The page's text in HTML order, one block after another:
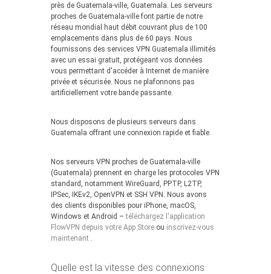
près de Guatemala-ville, Guatemala. Les serveurs
proches de Guatemala-ville font partie de notre
réseau mondial haut débit couvrant plus de 100
emplacements dans plus de 60 pays. Nous
fournissons des services VPN Guatemala illimités
avec un essai gratuit, protégeant vos données
vous permettant d'accéder à Internet de manière
privée et sécurisée. Nous ne plafonnons pas
artificiellement votre bande passante.
Nous disposons de plusieurs serveurs dans
Guatemala offrant une connexion rapide et fiable.
Nos serveurs VPN proches de Guatemala-ville
(Guatemala) prennent en charge les protocoles VPN
standard, notamment WireGuard, PPTP, L2TP,
IPSec, IKEv2, OpenVPN et SSH VPN. Nous avons
des clients disponibles pour iPhone, macOS,
Windows et Android –téléchargez l'application
FlowVPN depuis votre App Store ou inscrivez-vous
maintenant .
Quelle est la vitesse des connexions